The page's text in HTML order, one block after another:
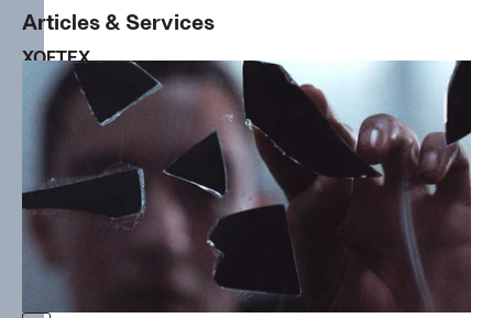
XOFTEX
Noaz
Deshe
Deutschland,
2024
99
Minuten
17.
April
2025
Articles & Services